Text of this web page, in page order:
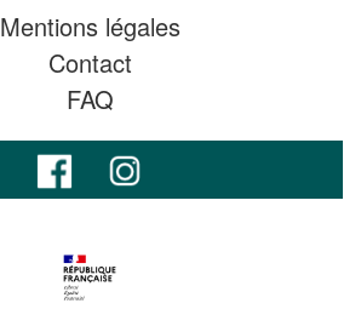
Mentions légales
Contact
FAQ